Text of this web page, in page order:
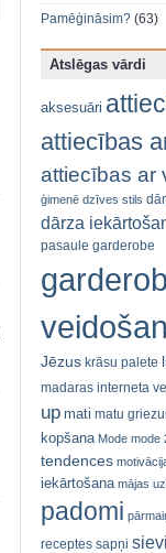
Pamēģināsim? (63)
Atslēgas vārdi
aksesuāri
attiecības
attiecības ar
ģimenē dzīves stils
dārza
pasaule garderobe
Jēzus krāsu palete
madaras interneta
up mati matu
kopšana Mode mode
tendences
iekārtošana mājas
padomi
receptes sapņi